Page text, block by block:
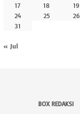
17
18 19
24
25 26
31
« Jul
BOX REDAKSI